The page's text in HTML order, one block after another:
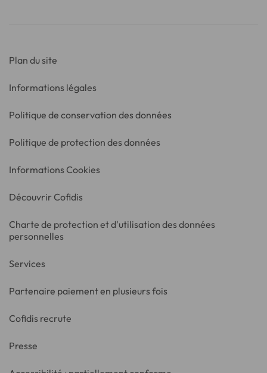
Plan du site
Informations légales
Politique de conservation des données
Politique de protection des données
Informations Cookies
Découvrir Cofidis
Charte de protection et d'utilisation des données
personnelles
Services
Partenaire paiement en plusieurs fois
Cofidis recrute
Presse